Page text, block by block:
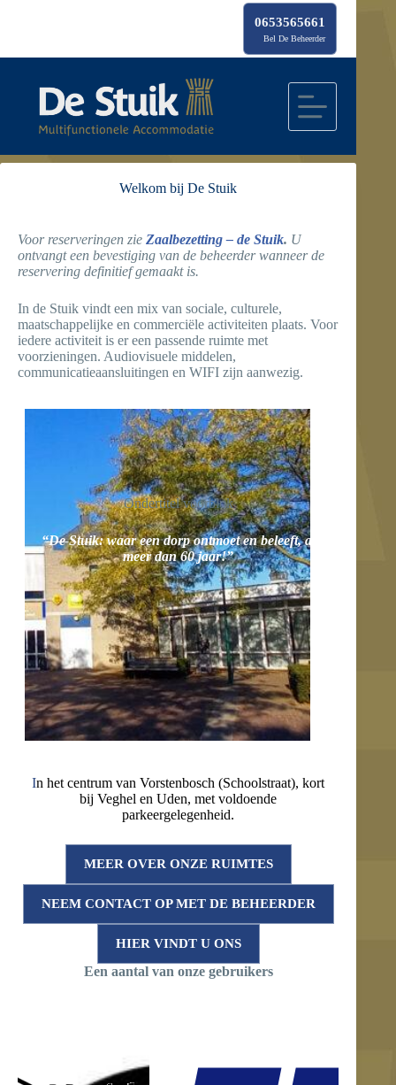
inhoud
0653565661
Bel De Beheerder
Welkom bij De Stuik
Voor reserveringen zie Zaalbezetting – de Stuik. U
ontvangt een bevestiging van de beheerder wanneer de
reservering definitief gemaakt is.
In de Stuik vindt een mix van sociale, culturele,
maatschappelijke en commerciële activiteiten plaats. Voor
iedere activiteit is er een passende ruimte met
voorzieningen. Audiovisuele middelen,
communicatieaansluitingen en WIFI zijn aanwezig.
Ondertitel voorblok
“De Stuik: waar een dorp ontmoet en beleeft, al
meer dan 60 jaar!”
In het centrum van Vorstenbosch (Schoolstraat), kort
bij Veghel en Uden, met voldoende
parkeergelegenheid.
MEER OVER ONZE RUIMTES
NEEM CONTACT OP MET DE BEHEERDER
HIER VINDT U ONS
Een aantal van onze gebruikers